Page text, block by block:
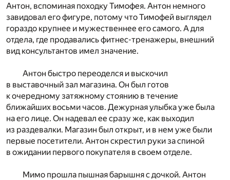
Антон, вспоминая походку Тимофея. Антон немного
завидовал его фигуре, потому что Тимофей выглядел
гораздо крупнее и мужественнее его самого. А для
отдела, где продавались фитнес-тренажеры, внешний
вид консультантов имел значение.
Антон быстро переоделся и выскочил
в выставочный зал магазина. Он был готов
к очередному затяжному стоянию в течение
ближайших восьми часов. Дежурная улыбка уже была
на его лице. Он надевал ее сразу же, как выходил
из раздевалки. Магазин был открыт, и в нем уже были
первые посетители. Антон скрестил руки за спиной
в ожидании первого покупателя в своем отделе.
Мимо прошла пышная барышня с дочкой. Антон